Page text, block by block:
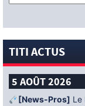
TITI ACTUS
5 AOÛT 2026
[News-Pros] Le